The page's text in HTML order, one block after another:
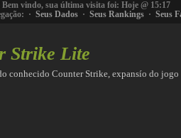
Bem vindo, sua última visita foi: Hoje @ 15:17
· Seus Dados · Seus Rankings · Seus
Strike Lite
conhecido Counter Strike, expansío do